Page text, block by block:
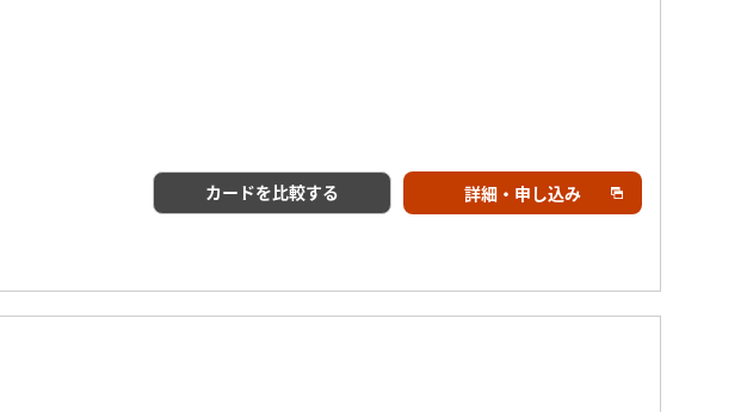
カードを比較する 詳細・申し込み